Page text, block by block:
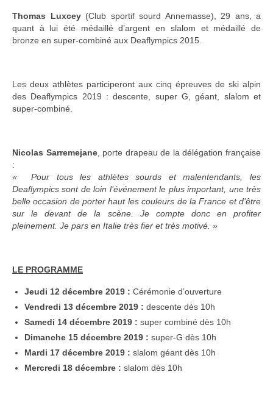
Thomas Luxcey (Club sportif sourd Annemasse), 29 ans, a
quant à lui été médaillé d’argent en slalom et médaillé de
bronze en super-combiné aux Deaflympics 2015.
Les deux athlètes participeront aux cinq épreuves de ski alpin
des Deaflympics 2019 : descente, super G, géant, slalom et
super-combiné.
Nicolas Sarremejane, porte drapeau de la délégation française
:
« Pour tous les athlètes sourds et malentendants, les
Deaflympics sont de loin l’événement le plus important, une très
belle occasion de porter haut les couleurs de la France et d’être
sur le devant de la scène. Je compte donc en profiter
pleinement. Je pars en Italie très fier et très motivé. »
LE PROGRAMME
Jeudi 12 décembre 2019 : Cérémonie d’ouverture
Vendredi 13 décembre 2019 : descente dès 10h
Samedi 14 décembre 2019 : super combiné dès 10h
Dimanche 15 décembre 2019 : super-G dès 10h
Mardi 17 décembre 2019 : slalom géant dès 10h
Mercredi 18 décembre : slalom dès 10h